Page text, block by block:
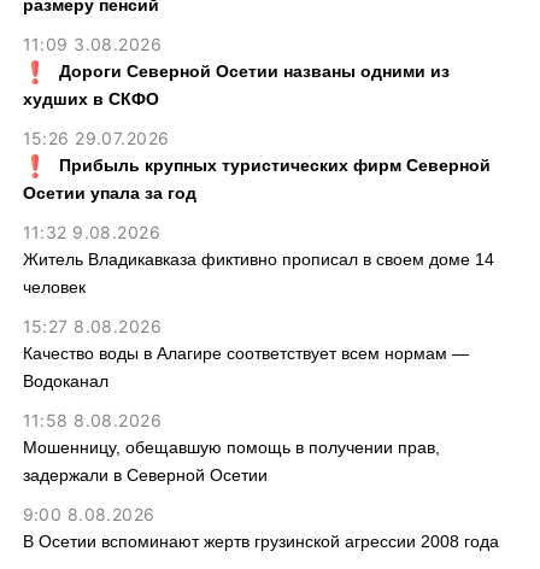
размеру пенсий
11:09 3.08.2026
Дороги Северной Осетии названы одними из
худших в СКФО
15:26 29.07.2026
Прибыль крупных туристических фирм Северной
Осетии упала за год
11:32 9.08.2026
Житель Владикавказа фиктивно прописал в своем доме 14
человек
15:27 8.08.2026
Качество воды в Алагире соответствует всем нормам —
Водоканал
11:58 8.08.2026
Мошенницу, обещавшую помощь в получении прав,
задержали в Северной Осетии
9:00 8.08.2026
В Осетии вспоминают жертв грузинской агрессии 2008 года